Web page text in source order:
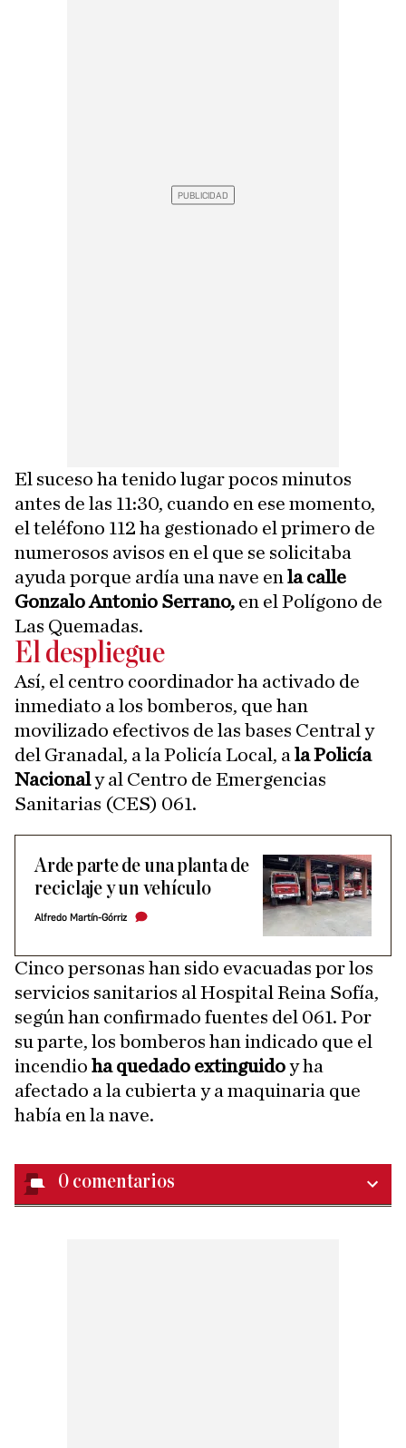
El suceso ha tenido lugar pocos minutos
antes de las 11:30, cuando en ese momento,
el teléfono 112 ha gestionado el primero de
numerosos avisos en el que se solicitaba
ayuda porque ardía una nave en la calle
Gonzalo Antonio Serrano, en el Polígono de
Las Quemadas.
El despliegue
Así, el centro coordinador ha activado de
inmediato a los bomberos, que han
movilizado efectivos de las bases Central y
del Granadal, a la Policía Local, a la Policía
Nacionaly al Centro de Emergencias
Sanitarias (CES) 061.
Arde parte de una planta de
reciclaje y un vehículo
Alfredo Martín-Górriz
Cinco personas han sido evacuadas por los
servicios sanitarios al Hospital Reina Sofía,
según han confirmado fuentes del 061. Por
su parte, los bomberos han indicado que el
incendio ha quedado extinguidoy ha
afectado a la cubierta y a maquinaria que
había en la nave.
0 comentarios